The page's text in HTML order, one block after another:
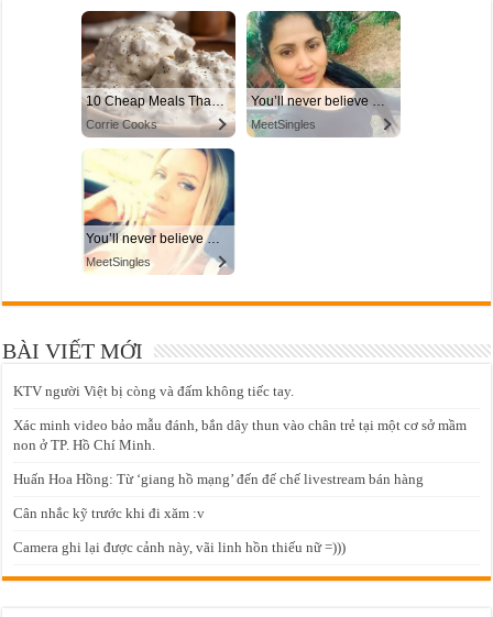
BÀI VIẾT MỚI
KTV người Việt bị còng và đấm không tiếc tay.
Xác minh video bảo mẫu đánh, bắn dây thun vào chân trẻ tại một cơ sở mầm
non ở TP. Hồ Chí Minh.
Huấn Hoa Hồng: Từ ‘giang hồ mạng’ đến đế chế livestream bán hàng
Cân nhắc kỹ trước khi đi xăm :v
Camera ghi lại được cảnh này, vãi linh hồn thiếu nữ =)))